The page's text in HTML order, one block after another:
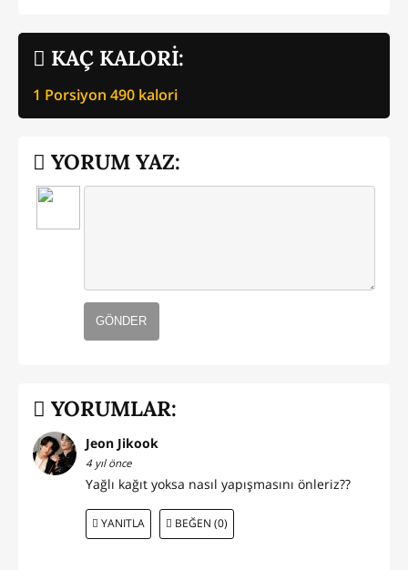
KAÇ KALORİ:
1 Porsiyon 490 kalori
YORUM YAZ:
GÖNDER
YORUMLAR:
Jeon Jikook
4 yıl önce
Yağlı kağıt yoksa nasıl yapışmasını önleriz??
YANITLA BEĞEN (0)